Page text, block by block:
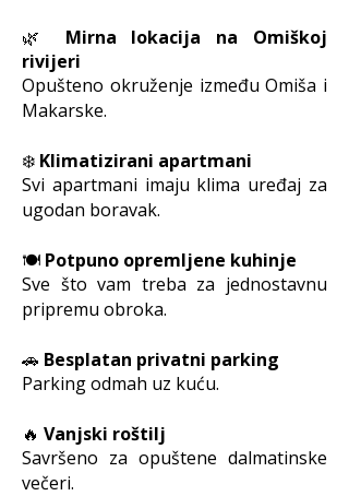
🌿 Mirna lokacija na Omiškoj
rivijeri
Opušteno okruženje između Omiša i
Makarske.
❄️ Klimatizirani apartmani
Svi apartmani imaju klima uređaj za
ugodan boravak.
🍽️ Potpuno opremljene kuhinje
Sve što vam treba za jednostavnu
pripremu obroka.
🚗 Besplatan privatni parking
Parking odmah uz kuću.
🔥 Vanjski roštilj
Savršeno za opuštene dalmatinske
večeri.